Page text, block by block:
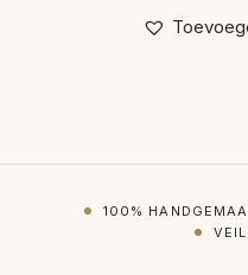
100%